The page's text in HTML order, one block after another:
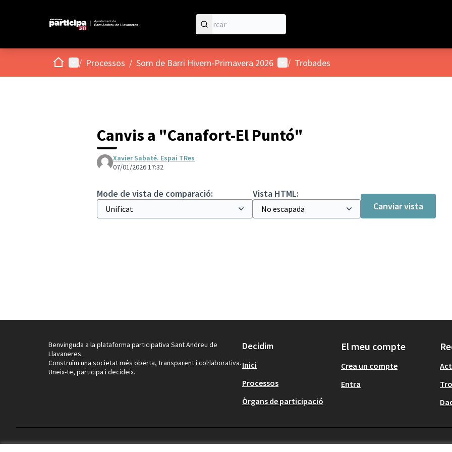
Inici Menú principal
/ Processos / Som de Barri Hivern-Primavera 2026 Menú d'usuari
/ Trobades
Canvis a "Canafort-El Puntó"
Xavier Sabaté. Espai TRes
07/01/2026 17:32
Mode de vista de comparació:
Vista HTML:
Canviar vista
Benvinguda a la plataforma participativa Sant Andreu de
Llavaneres.
Construïm una societat més oberta, transparent i col·laborativa.
Uneix-te, participa i decideix.
Decidim
Inici
Processos
Òrgans de participació
El meu compte
Crea un compte
Entra